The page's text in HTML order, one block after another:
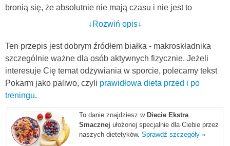
bronią się, że absolutnie nie mają czasu i nie jest to
możliwe. Nie są w stanie spędzać w kuchni po kilka godzin
Tymczasem posiłek nie musi być wykwintnym daniem.
Posiłek to także przekąski - jabłko, banan, garść orzechów,
koktajl, jogurt czy serem z tego przepisu. Wystraczą dwie
minuty, wymieszanie trzech, tanich składników i gotowe.
Proste, prawda? :)
Gdybyście potrzebowali innych pomysłów na szybkie
przekąski, po które możecie sięgać na przykład na drugie
śniadanie, lunch czy podwieczorek, polecam Wam poniższe
↓Rozwiń opis↓
Ten przepis jest dobrym źródłem białka - makroskładnika
szczególnie ważne dla osób aktywnych fizycznie. Jeżeli
interesuje Cię temat odżywiania w sporcie, polecamy tekst
Pokarm jako paliwo, czyli prawidłowa dieta przed i po
treningu.
To danie znajdziesz w Diecie Ekstra
Smacznej ułożonej specjalnie dla Ciebie przez
naszych dietetyków. Sprawdź szczegóły »